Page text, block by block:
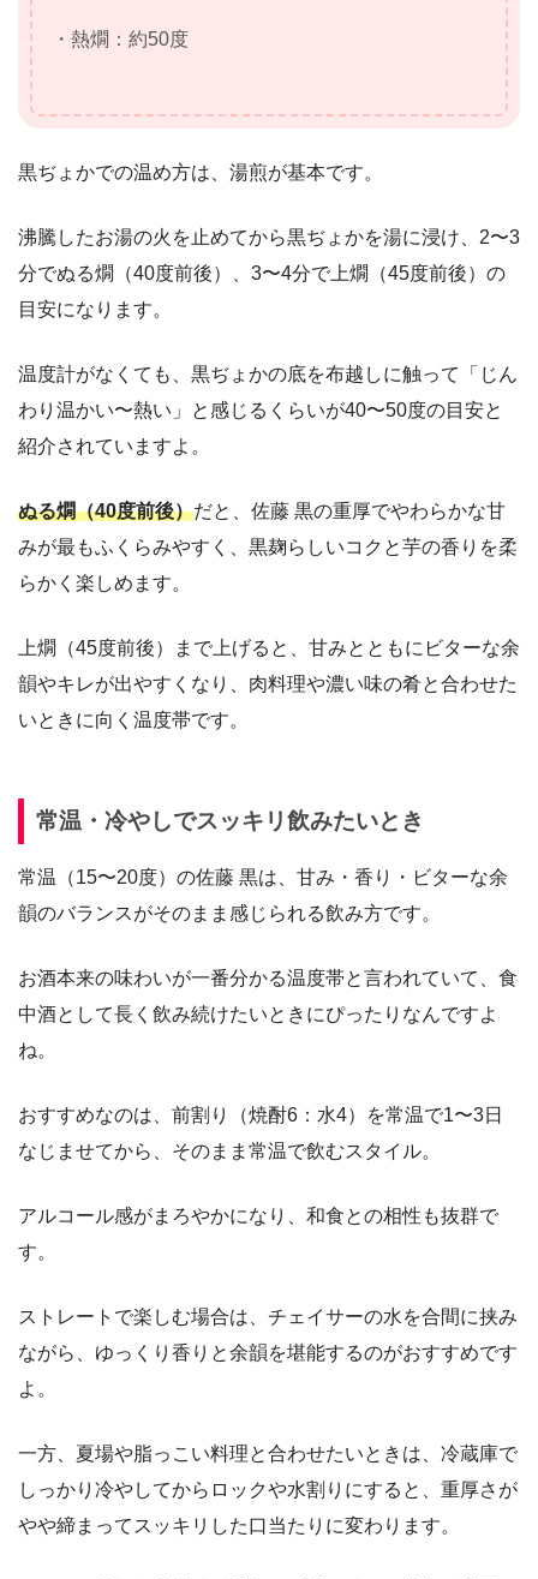
・熱燗：約50度
黒ぢょかでの温め方は、湯煎が基本です。
沸騰したお湯の火を止めてから黒ぢょかを湯に浸け、2〜3
分でぬる燗（40度前後）、3〜4分で上燗（45度前後）の
目安になります。
温度計がなくても、黒ぢょかの底を布越しに触って「じん
わり温かい〜熱い」と感じるくらいが40〜50度の目安と
紹介されていますよ。
ぬる燗（40度前後）だと、佐藤 黒の重厚でやわらかな甘
みが最もふくらみやすく、黒麹らしいコクと芋の香りを柔
らかく楽しめます。
上燗（45度前後）まで上げると、甘みとともにビターな余
韻やキレが出やすくなり、肉料理や濃い味の肴と合わせた
いときに向く温度帯です。
常温・冷やしでスッキリ飲みたいとき
常温（15〜20度）の佐藤 黒は、甘み・香り・ビターな余
韻のバランスがそのまま感じられる飲み方です。
お酒本来の味わいが一番分かる温度帯と言われていて、食
中酒として長く飲み続けたいときにぴったりなんですよ
ね。
おすすめなのは、前割り（焼酎6：水4）を常温で1〜3日
なじませてから、そのまま常温で飲むスタイル。
アルコール感がまろやかになり、和食との相性も抜群で
す。
ストレートで楽しむ場合は、チェイサーの水を合間に挟み
ながら、ゆっくり香りと余韻を堪能するのがおすすめです
よ。
一方、夏場や脂っこい料理と合わせたいときは、冷蔵庫で
しっかり冷やしてからロックや水割りにすると、重厚さが
やや締まってスッキリした口当たりに変わります。